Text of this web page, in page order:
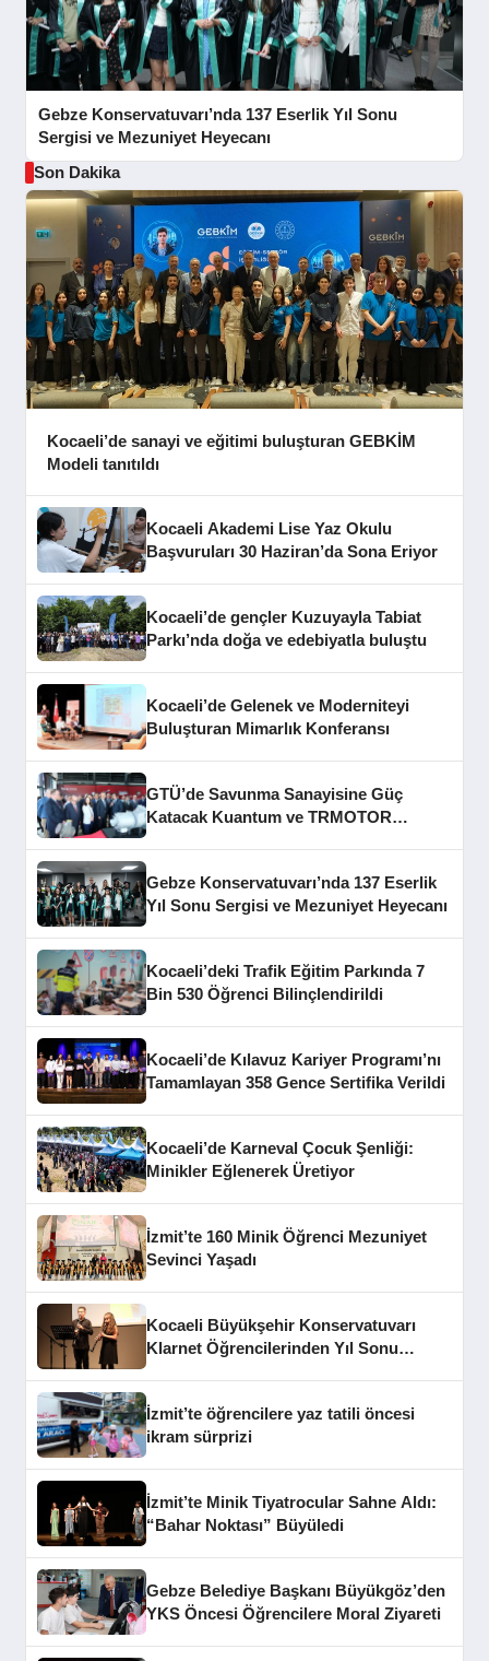
Gebze Konservatuvarı’nda 137 Eserlik Yıl Sonu
Sergisi ve Mezuniyet Heyecanı
Son Dakika
Kocaeli’de sanayi ve eğitimi buluşturan GEBKİM
Modeli tanıtıldı
Kocaeli Akademi Lise Yaz Okulu
Başvuruları 30 Haziran’da Sona Eriyor
Kocaeli’de gençler Kuzuyayla Tabiat
Parkı’nda doğa ve edebiyatla buluştu
Kocaeli’de Gelenek ve Moderniteyi
Buluşturan Mimarlık Konferansı
GTÜ’de Savunma Sanayisine Güç
Katacak Kuantum ve TRMOTOR
Gebze Konservatuvarı’nda 137 Eserlik
Yıl Sonu Sergisi ve Mezuniyet Heyecanı
Kocaeli’deki Trafik Eğitim Parkında 7
Bin 530 Öğrenci Bilinçlendirildi
Kocaeli’de Kılavuz Kariyer Programı’nı
Tamamlayan 358 Gence Sertifika Verildi
Kocaeli’de Karneval Çocuk Şenliği:
Minikler Eğlenerek Üretiyor
İzmit’te 160 Minik Öğrenci Mezuniyet
Sevinci Yaşadı
Kocaeli Büyükşehir Konservatuvarı
Klarnet Öğrencilerinden Yıl Sonu
İzmit’te öğrencilere yaz tatili öncesi
ikram sürprizi
İzmit’te Minik Tiyatrocular Sahne Aldı:
“Bahar Noktası” Büyüledi
Gebze Belediye Başkanı Büyükgöz’den
YKS Öncesi Öğrencilere Moral Ziyareti